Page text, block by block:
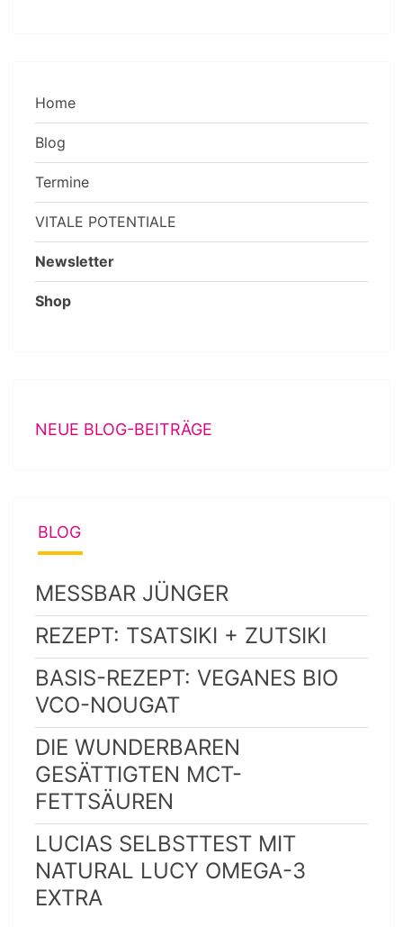
Home
Blog
Termine
VITALE POTENTIALE
Newsletter
Shop
NEUE BLOG-BEITRÄGE
BLOG
MESSBAR JÜNGER
REZEPT: TSATSIKI + ZUTSIKI
BASIS-REZEPT: VEGANES BIO
VCO-NOUGAT
DIE WUNDERBAREN
GESÄTTIGTEN MCT-
FETTSÄUREN
LUCIAS SELBSTTEST MIT
NATURAL LUCY OMEGA-3
EXTRA